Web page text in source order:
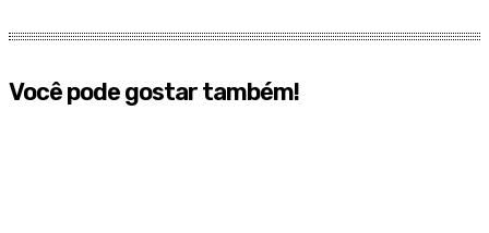
Você pode gostar também!